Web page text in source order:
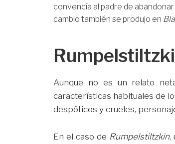
convencía al padre de
cambio también se produjo en
Aunque no es un relato
características habituales de
despóticos y crueles,
En el caso de Rumpelstiltzkin,